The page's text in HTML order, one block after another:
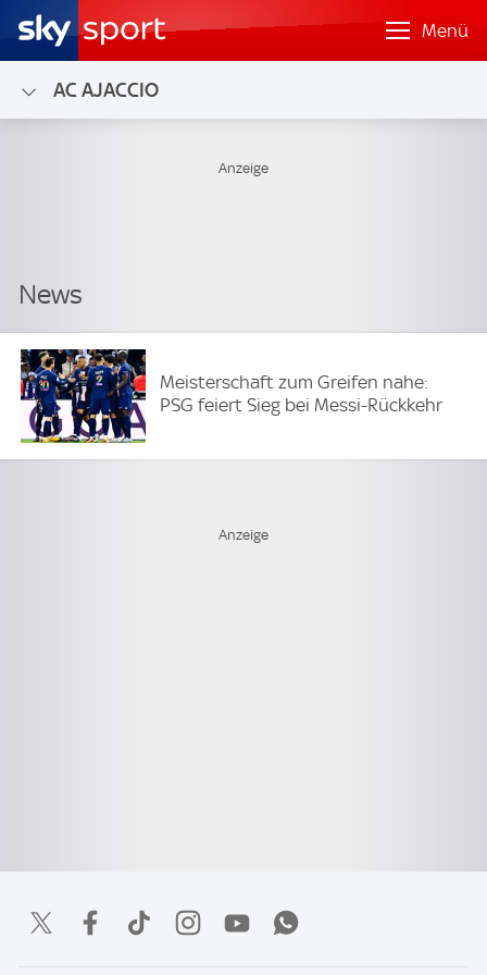
Menü
AC AJACCIO
Meisterschaft zum Greifen nahe:
PSG feiert Sieg bei Messi-Rückkehr